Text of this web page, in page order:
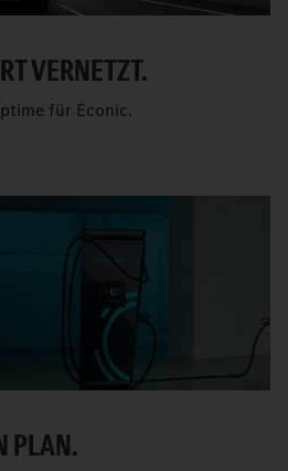
VERNETZT.
für Econic.
PLAN.